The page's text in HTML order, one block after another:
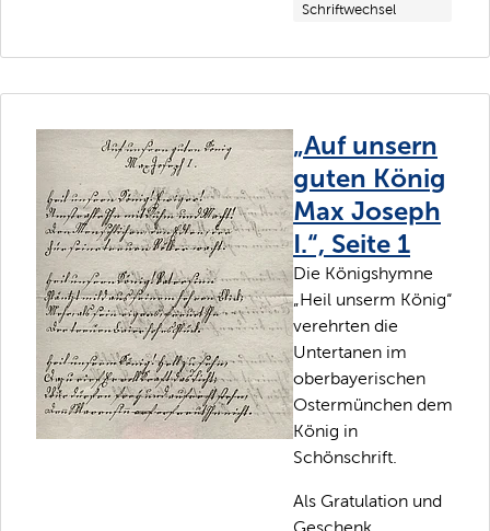
Schriftwechsel
„Auf unsern
guten König
Max Joseph
I.“, Seite 1
Die Königshymne
„Heil unserm König“
verehrten die
Untertanen im
oberbayerischen
Ostermünchen dem
König in
Schönschrift.
Als Gratulation und
Geschenk...